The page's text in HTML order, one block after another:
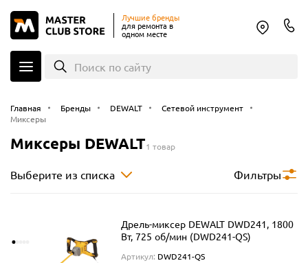
Лучшие бренды
для ремонта в
одном месте
Поиск по сайту
Главная Бренды DEWALT
Сетевой инструмент
Миксеры
Миксеры DEWALT1 товар
Выберите из списка Фильтры
Дрель-миксер DEWALT DWD241, 1800
Вт, 725 об/мин (DWD241-QS)
Артикул: DWD241-QS